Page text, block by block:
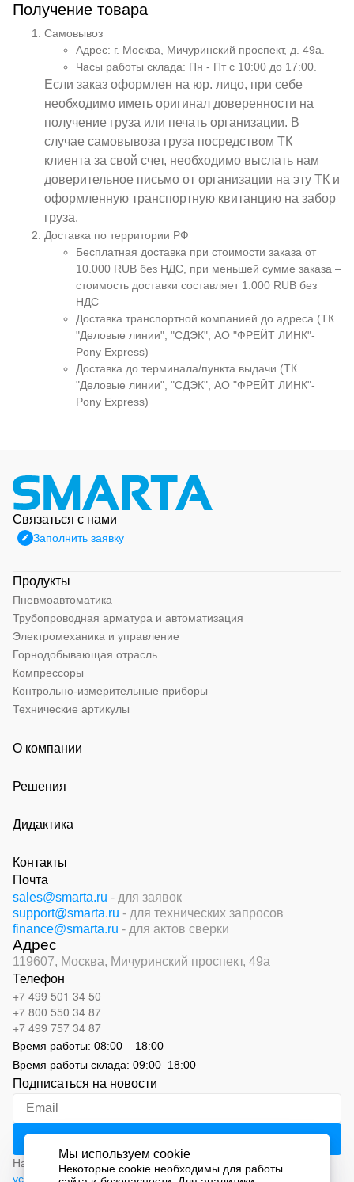
Получение товара
Самовывоз
Адрес: г. Москва, Мичуринский проспект, д. 49а.
Часы работы склада: Пн - Пт с 10:00 до 17:00.
Если заказ оформлен на юр. лицо, при себе
необходимо иметь оригинал доверенности на
получение груза или печать организации. В
случае самовывоза груза посредством ТК
клиента за свой счет, необходимо выслать нам
доверительное письмо от организации на эту ТК и
оформленную транспортную квитанцию на забор
груза.
Доставка по территории РФ
Бесплатная доставка при стоимости заказа от
10.000 RUB без НДС, при меньшей сумме заказа –
стоимость доставки составляет 1.000 RUB без
НДС
Доставка транспортной компанией до адреса (ТК
"Деловые линии", "СДЭК", АО "ФРЕЙТ ЛИНК"-
Pony Express)
Доставка до терминала/пункта выдачи (ТК
"Деловые линии", "СДЭК", АО "ФРЕЙТ ЛИНК"-
Pony Express)
Связаться с нами
Заполнить заявку
Продукты
Пневмоавтоматика
Трубопроводная арматура и автоматизация
Электромеханика и управление
Горнодобывающая отрасль
Компрессоры
Контрольно-измерительные приборы
Технические артикулы
О компании
Решения
Дидактика
Контакты
Почта
sales@smarta.ru - для заявок
support@smarta.ru - для технических запросов
finance@smarta.ru - для актов сверки
Адрес
119607, Москва, Мичуринский проспект, 49а
Телефон
+7 499 501 34 50
+7 800 550 34 87
+7 499 757 34 87
Время работы: 08:00 – 18:00
Время работы склада: 09:00–18:00
Подписаться на новости
Нажимая на кнопку «Подписаться», вы соглашаетесь с
условиями обработки персональных данных
Мы используем cookie
Некоторые cookie необходимы для работы